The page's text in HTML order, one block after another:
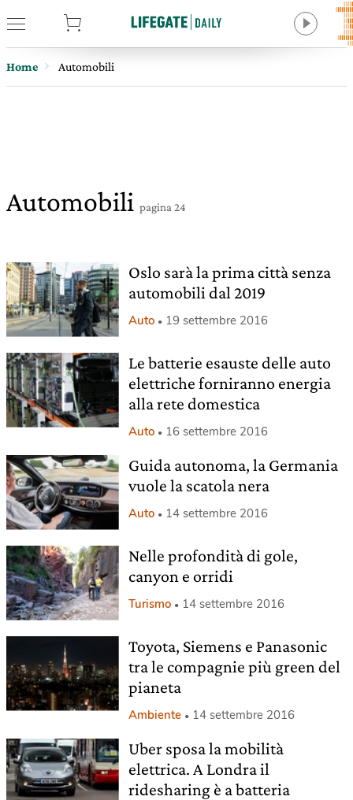
Home Automobili
Automobili pagina 24
Oslo sarà la prima città senza
automobili dal 2019
Auto 19 settembre 2016
Le batterie esauste delle auto
elettriche forniranno energia
alla rete domestica
Auto 16 settembre 2016
Guida autonoma, la Germania
vuole la scatola nera
Auto 14 settembre 2016
Nelle profondità di gole,
canyon e orridi
Turismo 14 settembre 2016
Toyota, Siemens e Panasonic
tra le compagnie più green del
pianeta
Ambiente 14 settembre 2016
Uber sposa la mobilità
elettrica. A Londra il
ridesharing è a batteria